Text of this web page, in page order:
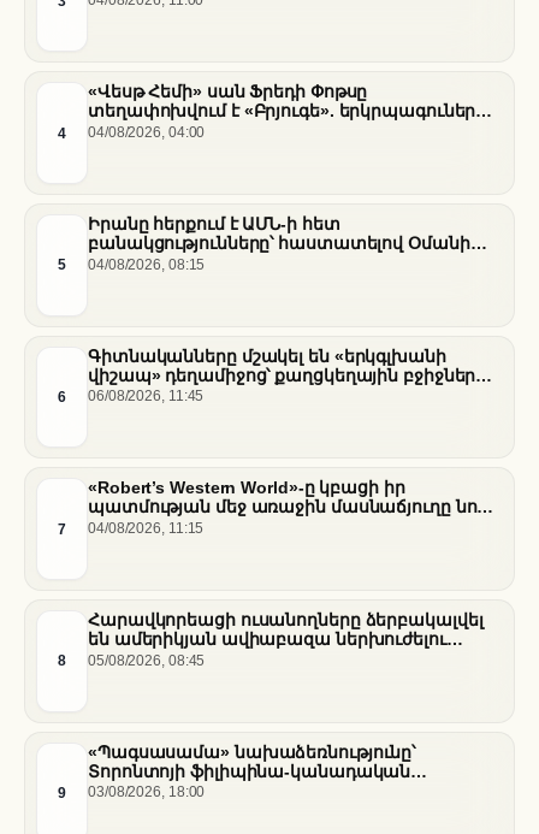
4
«Վեսթ Հեմի» սան Ֆրեդի Փոթսը
տեղափոխվում է «Բրյուգե». երկրպագուների
դժգոհությունը և ակումբի ռազմավարությունը
04/08/2026, 04:00
5
Իրանը հերքում է ԱՄՆ-ի հետ
բանակցությունները՝ հաստատելով Օմանի
միջնորդությամբ քննարկումները Հորմուզի
04/08/2026, 08:15
6
Գիտնականները մշակել են «երկգլխանի
վիշապ» դեղամիջոց՝ քաղցկեղային բջիջները
սովամահ անելու համար
06/08/2026, 11:45
7
«Robert’s Western World»-ը կբացի իր
պատմության մեջ առաջին մասնաճյուղը նոր
«Nissan Stadium» մարզադաշտում
04/08/2026, 11:15
8
Հարավկորեացի ուսանողները ձերբակալվել
են ամերիկյան ավիաբազա ներխուժելու
համար
05/08/2026, 08:45
9
«Պագսասամա» նախաձեռնությունը՝
Տորոնտոյի ֆիլիպինա-կանադական
արվեստագետների համար
03/08/2026, 18:00